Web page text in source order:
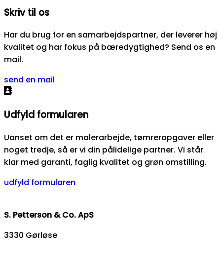
Skriv til os
Har du brug for en samarbejdspartner, der leverer høj
kvalitet og har fokus på bæredygtighed? Send os en
mail.
send en mail
Udfyld formularen
Uanset om det er malerarbejde, tømreropgaver eller
noget tredje, så er vi din pålidelige partner. Vi står
klar med garanti, faglig kvalitet og grøn omstilling.
udfyld formularen
S. Petterson & Co. ApS
3330 Gørløse